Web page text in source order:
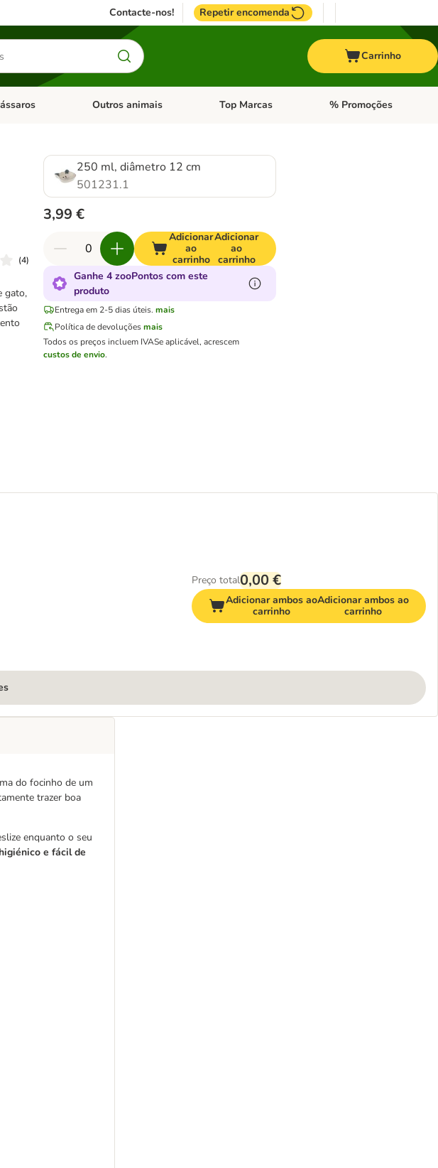
Contacte-nos! Repetir encomenda
Carrinho
menu de categoria: RoedoresAbrir menu de categoria: Pássaros
Outros animais Abrir menu de categoria: Outros animais
Top Marcas Abrir menu de categoria:
% Promoções
(4)
gato,
250 ml, diâmetro 12 cm
501231.1
3,99 €
Adicionar
ao
carrinho
Adicionar
ao
carrinho
Ganhe 4 zooPontos com este
produto
Entrega em 2-5 dias úteis. mais
Política de devoluções mais
Todos os preços incluem IVASe aplicável, acrescem
custos de envio.
Preço total0,00 €
Adicionar ambos ao
carrinho
Adicionar ambos ao
carrinho
do focinho de um
trazer boa
enquanto o seu
higiénico e fácil de